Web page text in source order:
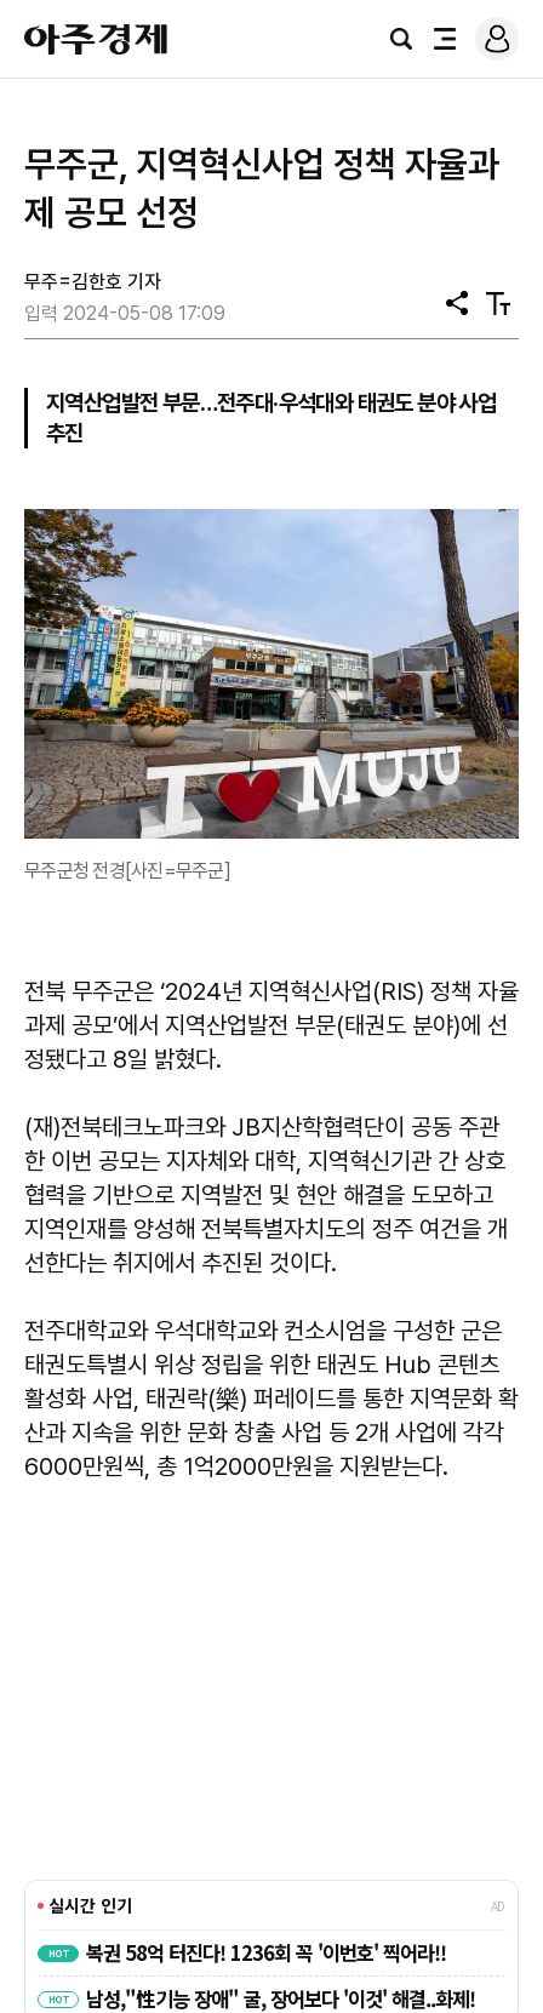
아
주
경
검
전
로
그
무주군, 지역혁신사업 정책 자율과
제 공모 선정
무주=김한호 기자
입력 2024-05-08 17:09
공
유
텍
스
지역산업발전 부문…전주대·우석대와 태권도 분야 사업
추진
무주군청 전경[사진=무주군]
전북 무주군은 ‘2024년 지역혁신사업(RIS) 정책 자율
과제 공모’에서 지역산업발전 부문(태권도 분야)에 선
정됐다고 8일 밝혔다.
(재)전북테크노파크와 JB지산학협력단이 공동 주관
한 이번 공모는 지자체와 대학, 지역혁신기관 간 상호
협력을 기반으로 지역발전 및 현안 해결을 도모하고
지역인재를 양성해 전북특별자치도의 정주 여건을 개
선한다는 취지에서 추진된 것이다.
전주대학교와 우석대학교와 컨소시엄을 구성한 군은
태권도특별시 위상 정립을 위한 태권도 Hub 콘텐츠
활성화 사업, 태권락(樂) 퍼레이드를 통한 지역문화 확
산과 지속을 위한 문화 창출 사업 등 2개 사업에 각각
6000만원씩, 총 1억2000만원을 지원받는다.